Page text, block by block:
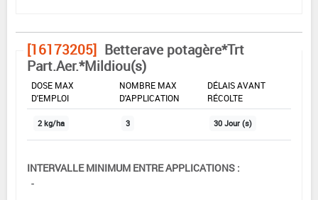
[16173205] Betterave potagère*Trt
Part.Aer.*Mildiou(s)
DOSE MAX
D'EMPLOI
NOMBRE MAX
D'APPLICATION
DÉLAIS AVANT
RÉCOLTE
2 kg/ha 3 30 Jour (s)
INTERVALLE MINIMUM ENTRE APPLICATIONS :
-